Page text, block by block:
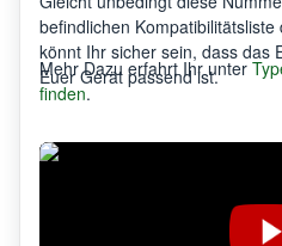
befindlichen
könnt Ihr sicher sein, dass das
Euer Gerät passend ist.
Mehr Dazu erfahrt Ihr unter
finden.